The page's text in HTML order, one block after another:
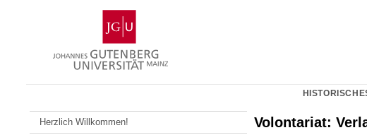
Gutenberg-
Universität
Mainz
Herzlich Willkommen! Volontariat: